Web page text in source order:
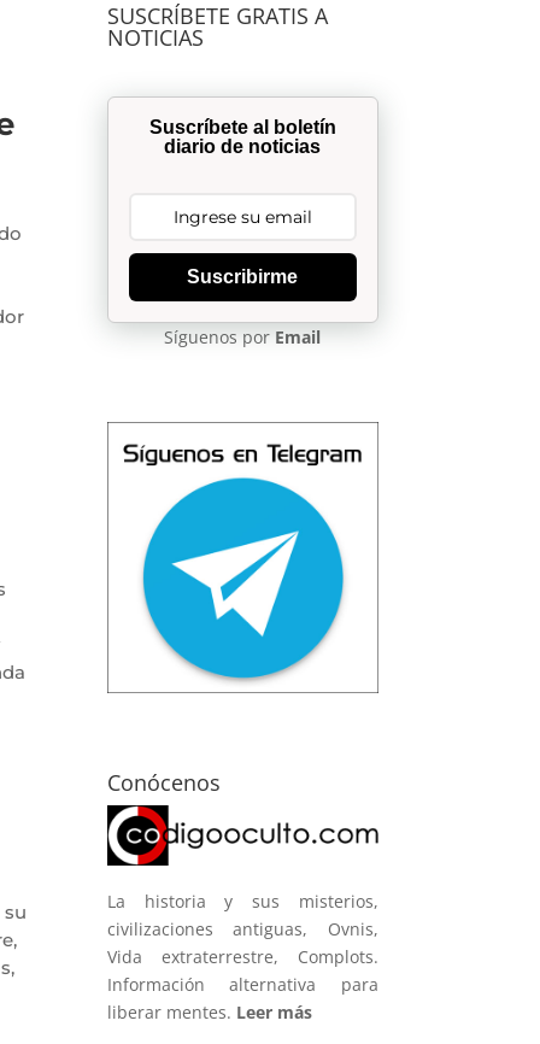
SUSCRÍBETE GRATIS A
NOTICIAS
Suscríbete al boletín
diario de noticias
Suscribirme
Síguenos por Email
Conócenos
La historia y sus misterios,
civilizaciones antiguas, Ovnis,
Vida extraterrestre, Complots.
Información alternativa para
liberar mentes. Leer más